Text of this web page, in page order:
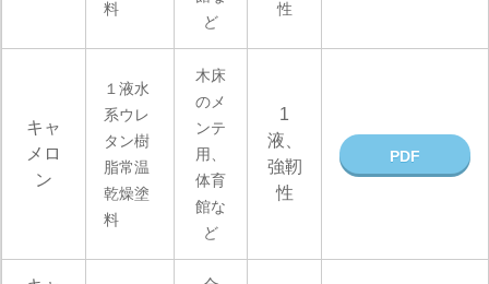
料
ど
性
キャ
メロ
ン
１液水
系ウレ
タン樹
脂常温
乾燥塗
料
木床
のメ
ンテ
用、
体育
館な
ど
1
液、
強靭
性
PDF